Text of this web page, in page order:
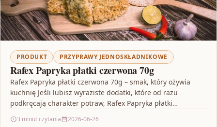
PRODUKT PRZYPRAWY JEDNOSKŁADNIKOWE
Rafex Papryka płatki czerwona 70g
Rafex Papryka płatki czerwona 70g – smak, który ożywia
kuchnię Jeśli lubisz wyraziste dodatki, które od razu
podkręcają charakter potraw, Rafex Papryka płatki
3 minut czytania 2026-06-26